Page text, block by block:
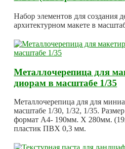
Набор элементов для создания
архитектурном макете в
Металлочерепица для
диорам в масштабе 1/35
Металлочерепица для для
масштабе 1/30, 1/32, 1/35.
формат А4- 190мм. Х 280мм.
пластик ПВХ 0,3 мм.